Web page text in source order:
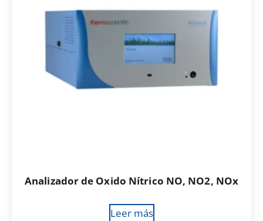
Analizador de Oxido Nítrico NO, NO2, NOx
Leer más